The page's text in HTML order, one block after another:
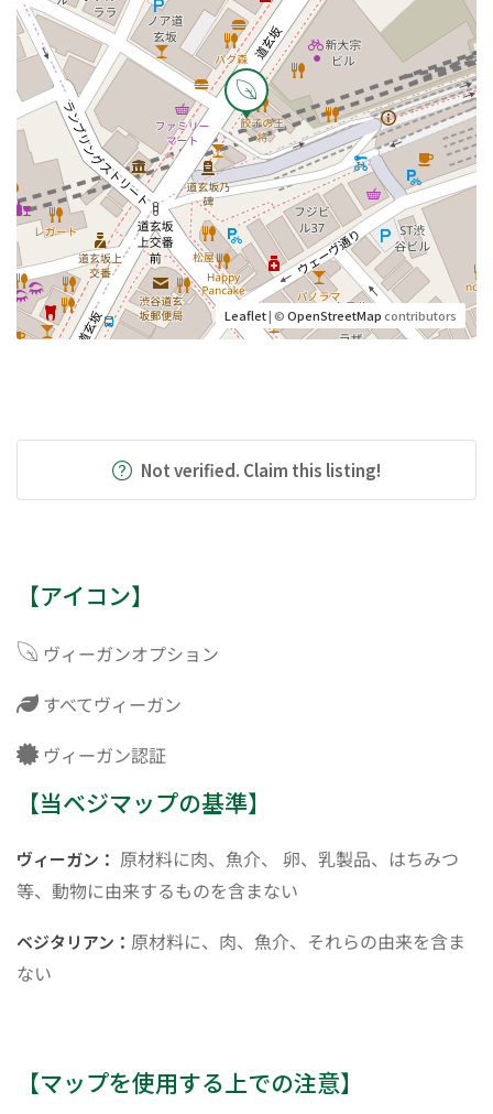
Leaflet| ©OpenStreetMapcontributors
Not verified. Claim this listing!
【アイコン】
ヴィーガンオプション
すべてヴィーガン
ヴィーガン認証
【当ベジマップの基準】
ヴィーガン： 原材料に肉、魚介、 卵、乳製品、はちみつ
等、動物に由来するものを含まない
ベジタリアン： 原材料に、肉、魚介、それらの由来を含ま
ない
【マップを使用する上での注意】